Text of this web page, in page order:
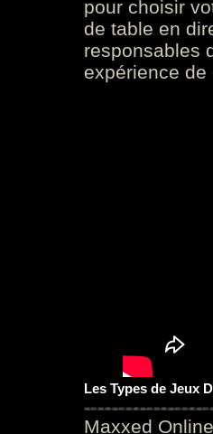
pour choisir
de table en
responsables
expérience
Les Types de Jeux
Maxxed